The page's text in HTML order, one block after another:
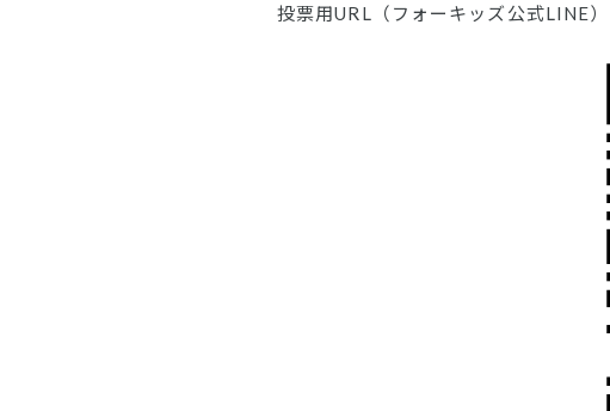
投票用URL（フォーキッズ公式LINE）